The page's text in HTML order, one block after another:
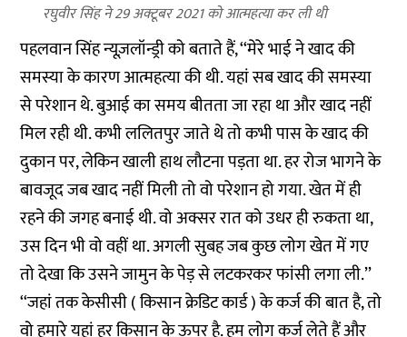
रघुवीर सिंह ने 29 अक्टूबर 2021 को आत्महत्या कर ली थी
पहलवान सिंह न्यूज़लॉन्ड्री को बताते हैं, ‘‘मेरे भाई ने खाद की
समस्या के कारण आत्महत्या की थी. यहां सब खाद की समस्या
से परेशान थे. बुआई का समय बीतता जा रहा था और खाद नहीं
मिल रही थी. कभी ललितपुर जाते थे तो कभी पास के खाद की
दुकान पर, लेकिन खाली हाथ लौटना पड़ता था. हर रोज भागने के
बावजूद जब खाद नहीं मिली तो वो परेशान हो गया. खेत में ही
रहने की जगह बनाई थी. वो अक्सर रात को उधर ही रुकता था,
उस दिन भी वो वहीं था. अगली सुबह जब कुछ लोग खेत में गए
तो देखा कि उसने जामुन के पेड़ से लटकरकर फांसी लगा ली.’’
‘‘जहां तक केसीसी ( किसान क्रेडिट कार्ड ) के कर्ज की बात है, तो
वो हमारे यहां हर किसान के ऊपर है. हम लोग कर्ज लेते हैं और